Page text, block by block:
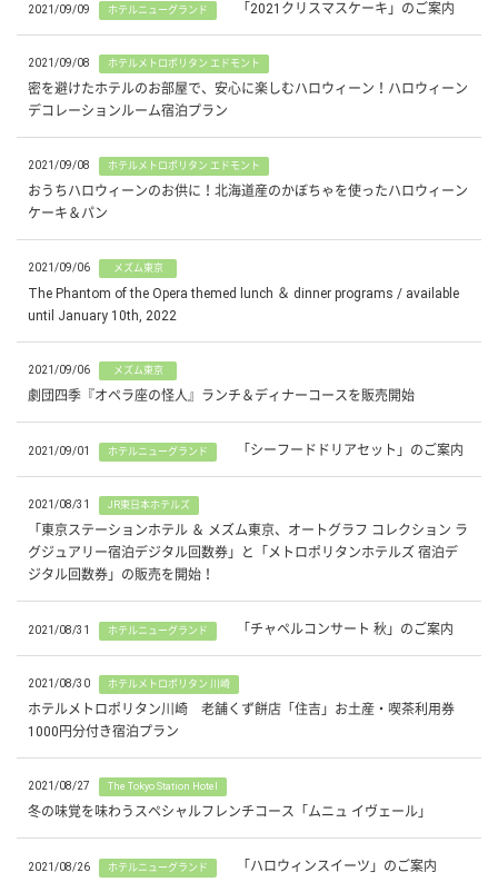
2021/09/09 ホテルニューグランド 「2021クリスマスケーキ」のご案内
2021/09/08 ホテルメトロポリタン エドモント
密を避けたホテルのお部屋で、安心に楽しむハロウィーン！ハロウィーン
デコレーションルーム宿泊プラン
2021/09/08 ホテルメトロポリタン エドモント
おうちハロウィーンのお供に！北海道産のかぼちゃを使ったハロウィーン
ケーキ＆パン
2021/09/06 メズム東京
The Phantom of the Opera themed lunch ＆ dinner programs / available
until January 10th, 2022
2021/09/06 メズム東京
劇団四季『オペラ座の怪人』ランチ＆ディナーコースを販売開始
2021/09/01 ホテルニューグランド 「シーフードドリアセット」のご案内
2021/08/31 JR東日本ホテルズ
「東京ステーションホテル ＆ メズム東京、オートグラフ コレクション ラ
グジュアリー宿泊デジタル回数券」と「メトロポリタンホテルズ 宿泊デ
ジタル回数券」の販売を開始！
2021/08/31 ホテルニューグランド 「チャペルコンサート 秋」のご案内
2021/08/30 ホテルメトロポリタン 川崎
ホテルメトロポリタン川崎 老舗くず餅店「住吉」お土産・喫茶利用券
1000円分付き宿泊プラン
2021/08/27 The Tokyo Station Hotel
冬の味覚を味わうスペシャルフレンチコース「ムニュ イヴェール」
2021/08/26 ホテルニューグランド 「ハロウィンスイーツ」のご案内